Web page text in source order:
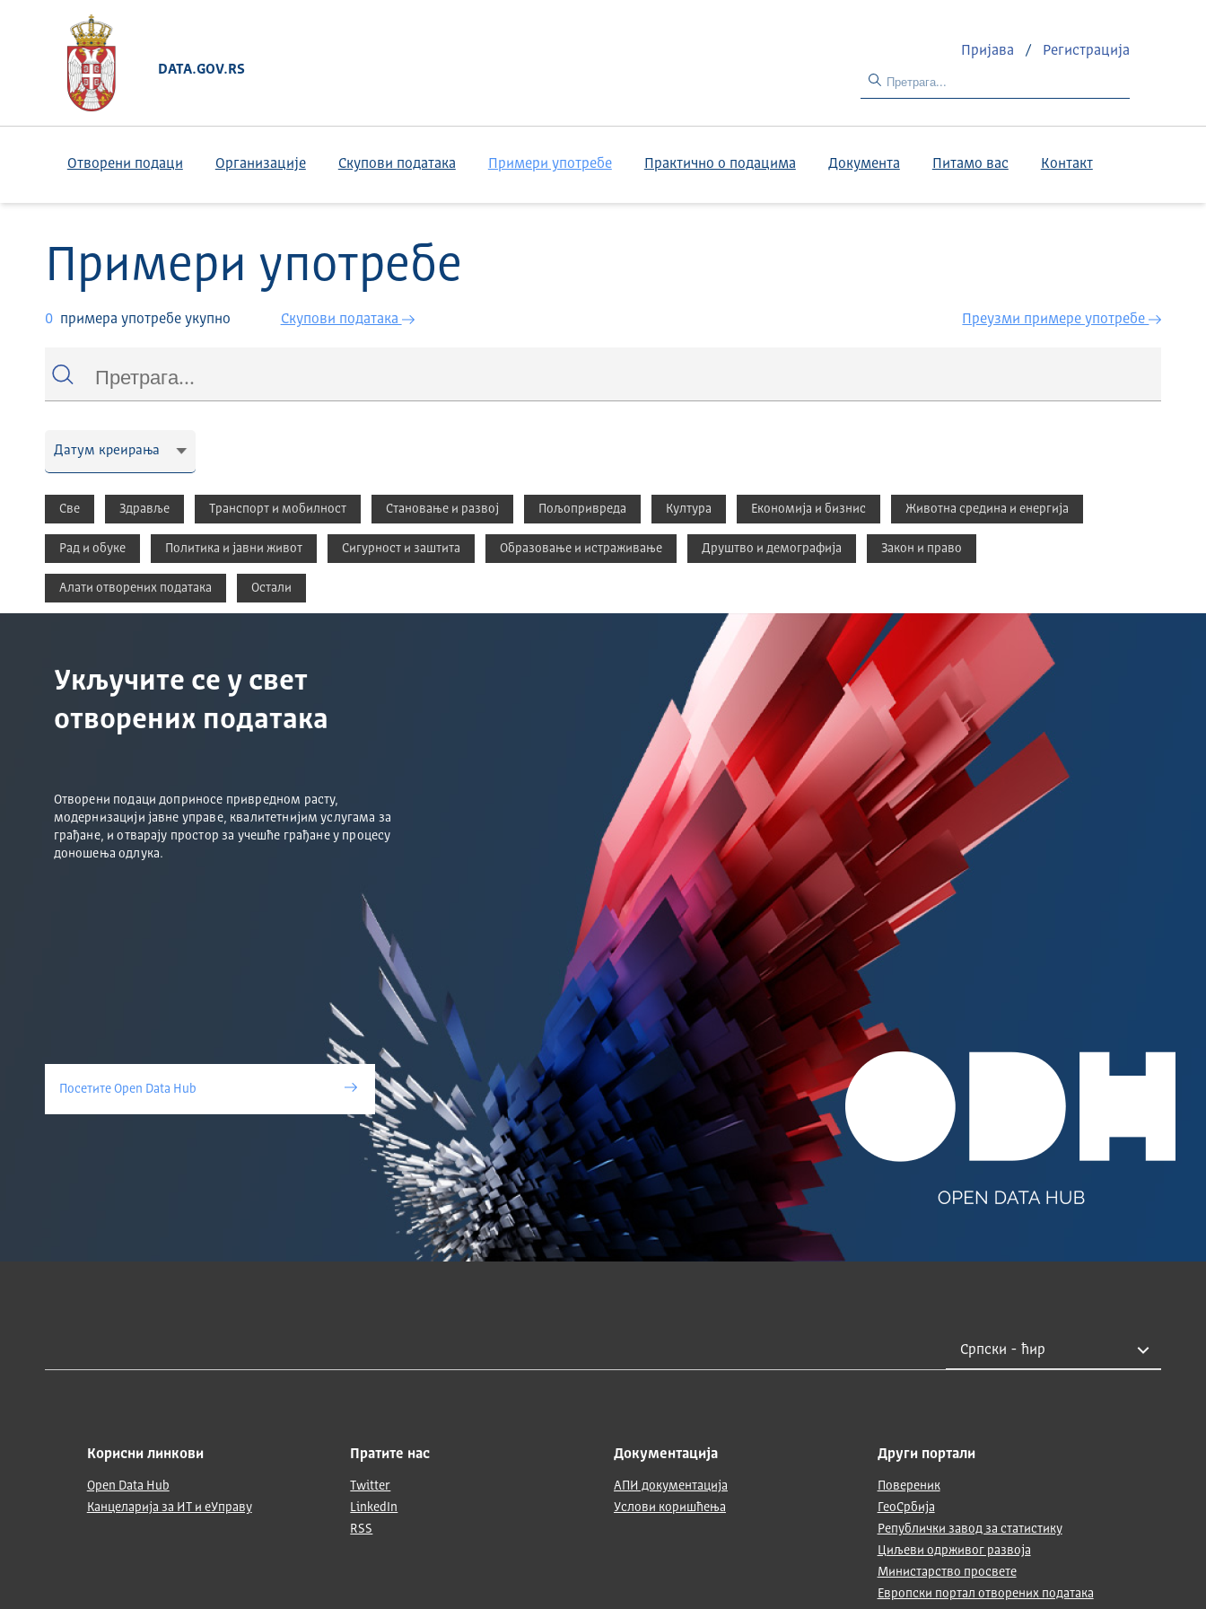
DATA.GOV.RS
Пријава / Регистрација
Отворени подаци Организације Скупови података Примери употребе Практично о подацима Документа Питамо вас Контакт
Примери употребе
0 примера употребе укупно Скупови података Преузми примере употребе
Све Здравље Транспорт и мобилност Становање и развој Пољопривреда Култура Економија и бизнис Животна средина и енергија
Рад и обуке Политика и јавни живот Сигурност и заштита Образовање и истраживање Друштво и демографија Закон и право
Алати отворених података Остали
Укључите се у свет
отворених података
Отворени подаци доприносе привредном расту,
модернизацији јавне управе, квалитетнијим услугама за
грађане, и отварају простор за учешће грађане у процесу
доношења одлука.
Посетите Open Data Hub
Корисни линкови
Open Data Hub
Канцеларија за ИТ и еУправу
Пратите нас
Twitter
LinkedIn
RSS
Документација
АПИ документација
Услови коришћења
Други портали
Повереник
ГеоСрбија
Републички завод за статистику
Циљеви одрживог развоја
Министарство просвете
Европски портал отворених података